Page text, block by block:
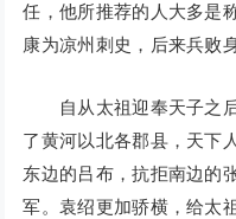
任，他所推荐的人大多是
康为凉州刺史，后来兵败
自从太祖迎奉天子之后
了黄河以北各郡县，天下
东边的吕布，抗拒南边的
军。袁绍更加骄横，给太